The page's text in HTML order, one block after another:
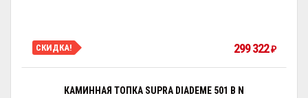
СКИДКА! 299 322 ₽
КАМИННАЯ ТОПКА SUPRA DIADEME 501 B N